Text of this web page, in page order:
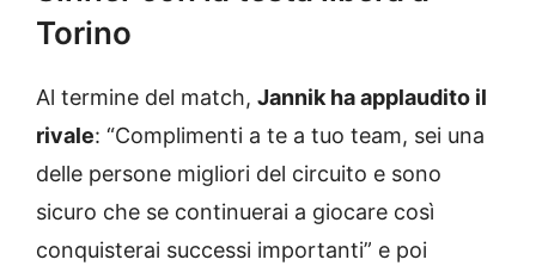
Torino
Al termine del match, Jannik ha applaudito il
rivale: “Complimenti a te a tuo team, sei una
delle persone migliori del circuito e sono
sicuro che se continuerai a giocare così
conquisterai successi importanti” e poi